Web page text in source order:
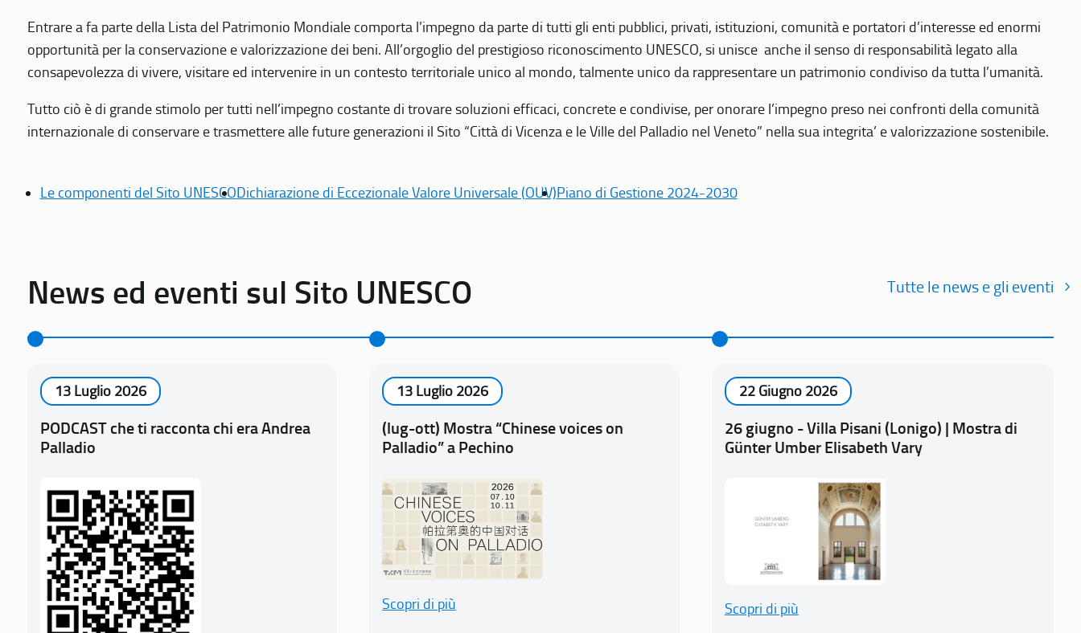
Entrare a fa parte della Lista del Patrimonio Mondiale comporta l’impegno da parte di tutti gli enti pubblici, privati, istituzioni, comunità e portatori d’interesse ed enormi
opportunità per la conservazione e valorizzazione dei beni. All’orgoglio del prestigioso riconoscimento UNESCO, si unisce anche il senso di responsabilità legato alla
consapevolezza di vivere, visitare ed intervenire in un contesto territoriale unico al mondo, talmente unico da rappresentare un patrimonio condiviso da tutta l’umanità.
Tutto ciò è di grande stimolo per tutti nell’impegno costante di trovare soluzioni efficaci, concrete e condivise, per onorare l’impegno preso nei confronti della comunità
internazionale di conservare e trasmettere alle future generazioni il Sito “Città di Vicenza e le Ville del Palladio nel Veneto” nella sua integrita’ e valorizzazione sostenibile.
Le componenti del Sito UNESCODichiarazione di Eccezionale Valore Universale (OUV)Piano di Gestione 2024-2030
News ed eventi sul Sito UNESCO Tutte le news e gli eventi
13 Luglio 2026
PODCAST che ti racconta chi era Andrea
Palladio
13 Luglio 2026
(lug-ott) Mostra “Chinese voices on
Palladio” a Pechino
Scopri di più
22 Giugno 2026
26 giugno - Villa Pisani (Lonigo) | Mostra di
Günter Umber Elisabeth Vary
Scopri di più